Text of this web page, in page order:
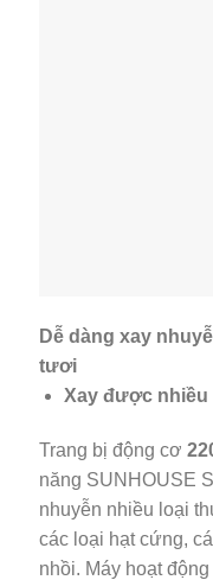
Dễ dàng xay
tươi
Xay được
Trang bị động cơ
năng SUNHOUSE
nhuyễn nhiều loại
các loại hạt cứng,
nhồi. Máy hoạt